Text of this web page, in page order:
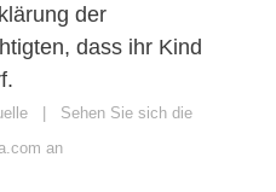
der
dass ihr Kind
| Sehen Sie sich die
an